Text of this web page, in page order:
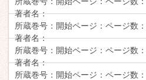
著者名：
所蔵巻号： 開始ページ： ページ数：
著者名：
所蔵巻号： 開始ページ： ページ数：
著者名：
所蔵巻号： 開始ページ： ページ数：